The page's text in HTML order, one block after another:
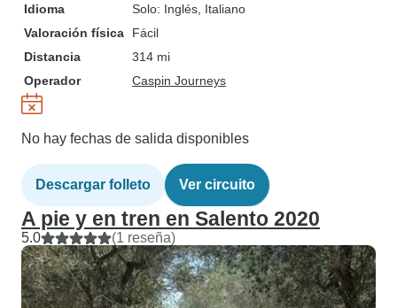
Idioma
Solo: Inglés, Italiano
Valoración física
Fácil
Distancia
314 mi
Operador
Caspin Journeys
No hay fechas de salida disponibles
Descargar folleto Ver circuito
A pie y en tren en Salento 2020
5.0 (1 reseña)